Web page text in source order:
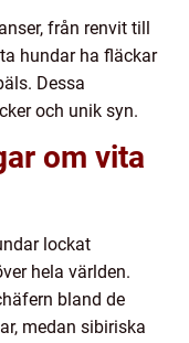
från renvit till
hundar ha fläckar
Dessa
och unik syn.
om vita
lockat
hela världen.
bland de
medan sibiriska